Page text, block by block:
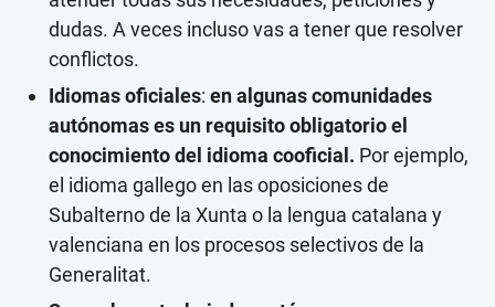
dudas. A veces incluso vas a tener que resolver
conflictos.
Idiomas oficiales: en algunas comunidades
autónomas es un requisito obligatorio el
conocimiento del idioma cooficial. Por ejemplo,
el idioma gallego en las oposiciones de
Subalterno de la Xunta o la lengua catalana y
valenciana en los procesos selectivos de la
Generalitat.